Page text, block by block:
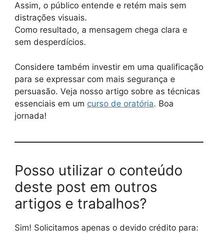
Assim, o público entende e retém mais sem
distrações visuais.
Como resultado, a mensagem chega clara e
sem desperdícios.
Considere também investir em uma qualificação
para se expressar com mais segurança e
persuasão. Veja nosso artigo sobre as técnicas
essenciais em um curso de oratória. Boa
jornada!
Posso utilizar o conteúdo
deste post em outros
artigos e trabalhos?
Sim! Solicitamos apenas o devido crédito para: